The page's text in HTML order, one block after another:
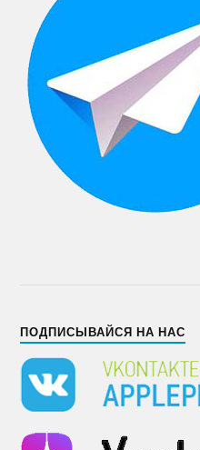
ПОДПИСЫВАЙСЯ НА НАС